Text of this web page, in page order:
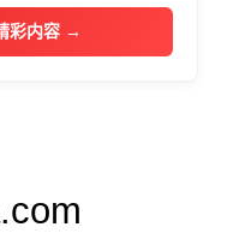
彩内容 →